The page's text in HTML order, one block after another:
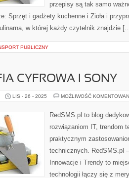
przepisy są tak samo
Sprzęt i gadżety kuchenne i Zioła i
w której każdy czytelnik znajdzie
PUBLICZNY
CYFROWA I SONY
LIS - 26 - 2025 MOŻLIWOŚĆ
RedSMS.pl to blog
rozwiązaniom IT, trendom
praktycznym
technicznych. RedSMS.pl
Innowacje i Trendy to
technologii łączy się z